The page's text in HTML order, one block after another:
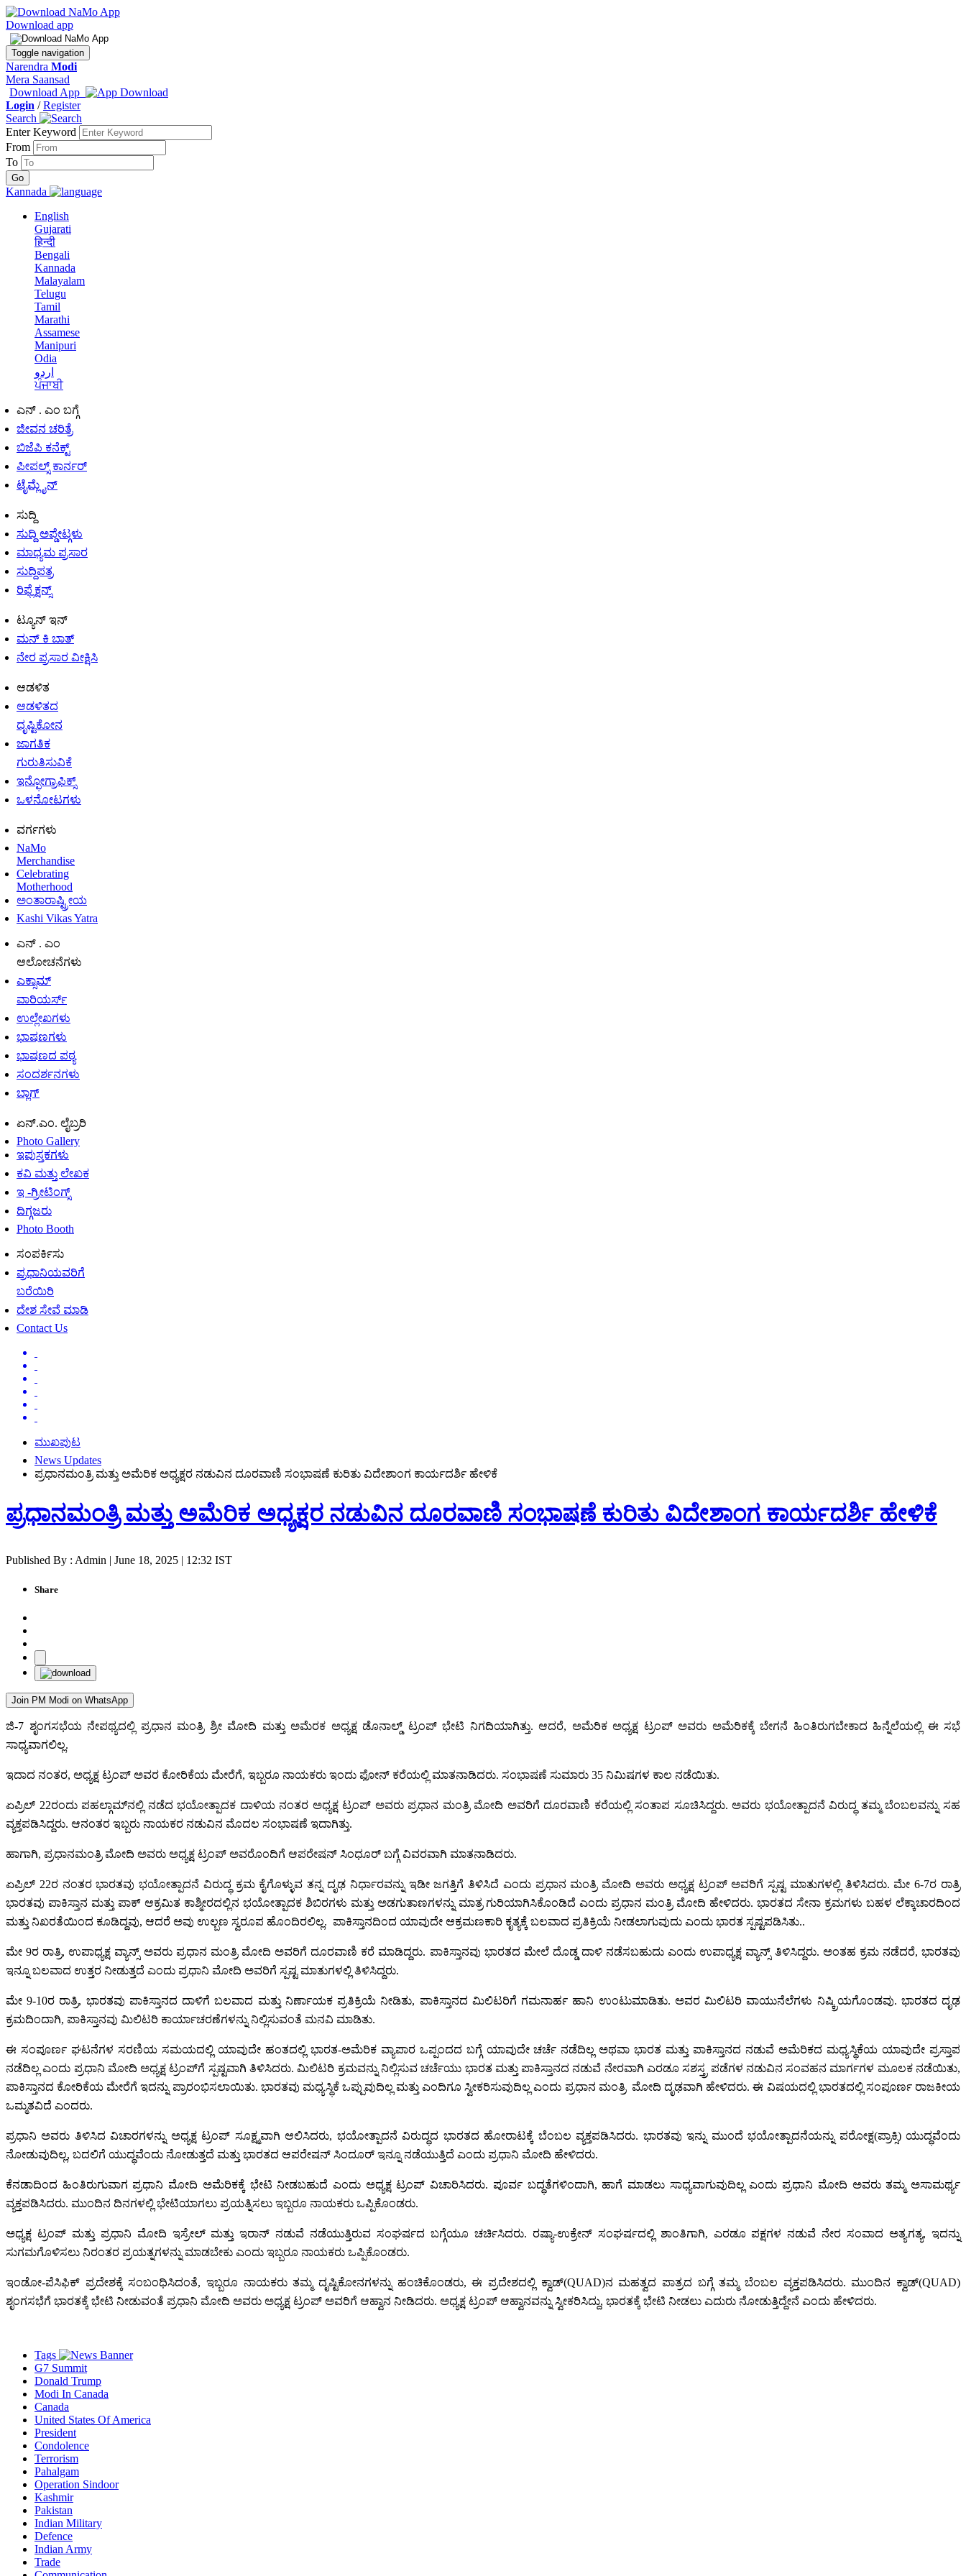
Download app
Toggle navigation
Narendra Modi
Mera Saansad
Download App
Login /Register
Search
Enter Keyword
From
To
Kannada
English
Gujarati
हिन्दी
Bengali
Kannada
Malayalam
Telugu
Tamil
Marathi
Assamese
Manipuri
Odia
اردو
ਪੰਜਾਬੀ
ಎನ್ . ಎಂ ಬಗ್ಗೆ
ಜೀವನ ಚರಿತ್ರೆ
ಬಿಜೆಪಿ ಕನೆಕ್ಟ್
ಪೀಪಲ್ಸ್ ಕಾರ್ನರ್
ಟೈಮ್ಲೈನ್
ಸುದ್ದಿ
ಸುದ್ದಿ ಅಪ್ಡೇಟ್ಗಳು
ಮಾಧ್ಯಮ ಪ್ರಸಾರ
ಸುದ್ದಿಪತ್ರ
ರಿಫ್ಲೆಕ್ಷನ್ಸ್
ಟ್ಯೂನ್ ಇನ್
ಮನ್ ಕಿ ಬಾತ್
ನೇರ ಪ್ರಸಾರ ವೀಕ್ಷಿಸಿ
ಆಡಳಿತ
ಆಡಳಿತದ
ದೃಷ್ಟಿಕೋನ
ಜಾಗತಿಕ
ಗುರುತಿಸುವಿಕೆ
ಇನ್ಫೋಗ್ರಾಫಿಕ್ಸ್
ಒಳನೋಟಗಳು
ವರ್ಗಗಳು
NaMo
Merchandise
Celebrating
Motherhood
ಅಂತಾರಾಷ್ಟ್ರೀಯ
Kashi Vikas Yatra
ಎನ್ . ಎಂ
ಆಲೋಚನೆಗಳು
ಎಕ್ಸಾಮ್
ವಾರಿಯರ್ಸ್
ಉಲ್ಲೇಖಗಳು
ಭಾಷಣಗಳು
ಭಾಷಣದ ಪಠ್ಯ
ಸಂದರ್ಶನಗಳು
ಬ್ಲಾಗ್
ಏನ್.ಎಂ. ಲೈಬ್ರರಿ
Photo Gallery
ಇಪುಸ್ತಕಗಳು
ಕವಿ ಮತ್ತು ಲೇಖಕ
ಇ -ಗ್ರೀಟಿಂಗ್ಸ್
ದಿಗ್ಗಜರು
Photo Booth
ಸಂಪರ್ಕಿಸು
ಪ್ರಧಾನಿಯವರಿಗೆ
ಬರೆಯಿರಿ
ದೇಶ ಸೇವೆ ಮಾಡಿ
Contact Us
ಮುಖಪುಟ
News Updates
ಪ್ರಧಾನಮಂತ್ರಿ ಮತ್ತು ಅಮೆರಿಕ ಅಧ್ಯಕ್ಷರ ನಡುವಿನ ದೂರವಾಣಿ ಸಂಭಾಷಣೆ ಕುರಿತು ವಿದೇಶಾಂಗ ಕಾರ್ಯದರ್ಶಿ ಹೇಳಿಕೆ
ಪ್ರಧಾನಮಂತ್ರಿ ಮತ್ತು ಅಮೆರಿಕ ಅಧ್ಯಕ್ಷರ ನಡುವಿನ ದೂರವಾಣಿ ಸಂಭಾಷಣೆ ಕುರಿತು ವಿದೇಶಾಂಗ ಕಾರ್ಯದರ್ಶಿ ಹೇಳಿಕೆ
Published By : Admin | June 18, 2025 | 12:32 IST
Share
Join PM Modi on WhatsApp
ಜಿ-7 ಶೃಂಗಸಭೆಯ ನೇಪಥ್ಯದಲ್ಲಿ ಪ್ರಧಾನ ಮಂತ್ರಿ ಶ್ರೀ ಮೋದಿ ಮತ್ತು ಅಮೆರಕ ಅಧ್ಯಕ್ಷ ಡೊನಾಲ್ಡ್ ಟ್ರಂಪ್ ಭೇಟಿ ನಿಗದಿಯಾಗಿತ್ತು. ಆದರೆ, ಅಮೆರಿಕ ಅಧ್ಯಕ್ಷ ಟ್ರಂಪ್ ಅವರು ಅಮೆರಿಕಕ್ಕೆ ಬೇಗನೆ ಹಿಂತಿರುಗಬೇಕಾದ ಹಿನ್ನೆಲೆಯಲ್ಲಿ ಈ ಸಭೆ
ಸಾಧ್ಯವಾಗಲಿಲ್ಲ.
ಇದಾದ ನಂತರ, ಅಧ್ಯಕ್ಷ ಟ್ರಂಪ್ ಅವರ ಕೋರಿಕೆಯ ಮೇರೆಗೆ, ಇಬ್ಬರೂ ನಾಯಕರು ಇಂದು ಫೋನ್ ಕರೆಯಲ್ಲಿ ಮಾತನಾಡಿದರು. ಸಂಭಾಷಣೆ ಸುಮಾರು 35 ನಿಮಿಷಗಳ ಕಾಲ ನಡೆಯಿತು.
ಏಪ್ರಿಲ್ 22ರಂದು ಪಹಲ್ಗಾಮ್‌ನಲ್ಲಿ ನಡೆದ ಭಯೋತ್ಪಾದಕ ದಾಳಿಯ ನಂತರ ಅಧ್ಯಕ್ಷ ಟ್ರಂಪ್ ಅವರು ಪ್ರಧಾನ ಮಂತ್ರಿ ಮೋದಿ ಅವರಿಗೆ ದೂರವಾಣಿ ಕರೆಯಲ್ಲಿ ಸಂತಾಪ ಸೂಚಿಸಿದ್ದರು. ಅವರು ಭಯೋತ್ಪಾದನೆ ವಿರುದ್ಧ ತಮ್ಮ ಬೆಂಬಲವನ್ನು ಸಹ
ವ್ಯಕ್ತಪಡಿಸಿದ್ದರು. ಆನಂತರ ಇಬ್ಬರು ನಾಯಕರ ನಡುವಿನ ಮೊದಲ ಸಂಭಾಷಣೆ ಇದಾಗಿತ್ತು.
ಹಾಗಾಗಿ, ಪ್ರಧಾನಮಂತ್ರಿ ಮೋದಿ ಅವರು ಅಧ್ಯಕ್ಷ ಟ್ರಂಪ್ ಅವರೊಂದಿಗೆ ಆಪರೇಷನ್ ಸಿಂಧೂರ್ ಬಗ್ಗೆ ವಿವರವಾಗಿ ಮಾತನಾಡಿದರು.
ಏಪ್ರಿಲ್ 22ರ ನಂತರ ಭಾರತವು ಭಯೋತ್ಪಾದನೆ ವಿರುದ್ಧ ಕ್ರಮ ಕೈಗೊಳ್ಳುವ ತನ್ನ ದೃಢ ನಿರ್ಧಾರವನ್ನು ಇಡೀ ಜಗತ್ತಿಗೆ ತಿಳಿಸಿದೆ ಎಂದು ಪ್ರಧಾನ ಮಂತ್ರಿ ಮೋದಿ ಅವರು ಅಧ್ಯಕ್ಷ ಟ್ರಂಪ್ ಅವರಿಗೆ ಸ್ಪಷ್ಟ ಮಾತುಗಳಲ್ಲಿ ತಿಳಿಸಿದರು. ಮೇ 6-7ರ ರಾತ್ರಿ
ಭಾರತವು ಪಾಕಿಸ್ತಾನ ಮತ್ತು ಪಾಕ್ ಆಕ್ರಮಿತ ಕಾಶ್ಮೀರದಲ್ಲಿನ ಭಯೋತ್ಪಾದಕ ಶಿಬಿರಗಳು ಮತ್ತು ಅಡಗುತಾಣಗಳನ್ನು ಮಾತ್ರ ಗುರಿಯಾಗಿಸಿಕೊಂಡಿದೆ ಎಂದು ಪ್ರಧಾನ ಮಂತ್ರಿ ಮೋದಿ ಹೇಳಿದರು. ಭಾರತದ ಸೇನಾ ಕ್ರಮಗಳು ಬಹಳ ಲೆಕ್ಕಾಚಾರದಿಂದ
ಮತ್ತು ನಿಖರತೆಯಿಂದ ಕೂಡಿದ್ದವು, ಆದರೆ ಅವು ಉಲ್ಬಣ ಸ್ವರೂಪ ಹೊಂದಿರಲಿಲ್ಲ. ಪಾಕಿಸ್ತಾನದಿಂದ ಯಾವುದೇ ಆಕ್ರಮಣಕಾರಿ ಕೃತ್ಯಕ್ಕೆ ಬಲವಾದ ಪ್ರತಿಕ್ರಿಯೆ ನೀಡಲಾಗುವುದು ಎಂದು ಭಾರತ ಸ್ಪಷ್ಟಪಡಿಸಿತು..
ಮೇ 9ರ ರಾತ್ರಿ, ಉಪಾಧ್ಯಕ್ಷ ವ್ಯಾನ್ಸ್ ಅವರು ಪ್ರಧಾನ ಮಂತ್ರಿ ಮೋದಿ ಅವರಿಗೆ ದೂರವಾಣಿ ಕರೆ ಮಾಡಿದ್ದರು. ಪಾಕಿಸ್ತಾನವು ಭಾರತದ ಮೇಲೆ ದೊಡ್ಡ ದಾಳಿ ನಡೆಸಬಹುದು ಎಂದು ಉಪಾಧ್ಯಕ್ಷ ವ್ಯಾನ್ಸ್ ತಿಳಿಸಿದ್ದರು. ಅಂತಹ ಕ್ರಮ ನಡೆದರೆ, ಭಾರತವು
ಇನ್ನೂ ಬಲವಾದ ಉತ್ತರ ನೀಡುತ್ತದೆ ಎಂದು ಪ್ರಧಾನಿ ಮೋದಿ ಅವರಿಗೆ ಸ್ಪಷ್ಟ ಮಾತುಗಳಲ್ಲಿ ತಿಳಿಸಿದ್ದರು.
ಮೇ 9-10ರ ರಾತ್ರಿ, ಭಾರತವು ಪಾಕಿಸ್ತಾನದ ದಾಳಿಗೆ ಬಲವಾದ ಮತ್ತು ನಿರ್ಣಾಯಕ ಪ್ರತಿಕ್ರಿಯೆ ನೀಡಿತು, ಪಾಕಿಸ್ತಾನದ ಮಿಲಿಟರಿಗೆ ಗಮನಾರ್ಹ ಹಾನಿ ಉಂಟುಮಾಡಿತು. ಅವರ ಮಿಲಿಟರಿ ವಾಯುನೆಲೆಗಳು ನಿಷ್ಕ್ರಿಯಗೊಂಡವು. ಭಾರತದ ದೃಢ
ಕ್ರಮದಿಂದಾಗಿ, ಪಾಕಿಸ್ತಾನವು ಮಿಲಿಟರಿ ಕಾರ್ಯಾಚರಣೆಗಳನ್ನು ನಿಲ್ಲಿಸುವಂತೆ ಮನವಿ ಮಾಡಿತು.
ಈ ಸಂಪೂರ್ಣ ಘಟನೆಗಳ ಸರಣಿಯ ಸಮಯದಲ್ಲಿ ಯಾವುದೇ ಹಂತದಲ್ಲಿ ಭಾರತ-ಅಮೆರಿಕ ವ್ಯಾಪಾರ ಒಪ್ಪಂದದ ಬಗ್ಗೆ ಯಾವುದೇ ಚರ್ಚೆ ನಡೆದಿಲ್ಲ ಅಥವಾ ಭಾರತ ಮತ್ತು ಪಾಕಿಸ್ತಾನದ ನಡುವೆ ಅಮೆರಿಕದ ಮಧ್ಯಸ್ಥಿಕೆಯ ಯಾವುದೇ ಪ್ರಸ್ತಾಪ
ನಡೆದಿಲ್ಲ ಎಂದು ಪ್ರಧಾನಿ ಮೋದಿ ಅಧ್ಯಕ್ಷ ಟ್ರಂಪ್‌ಗೆ ಸ್ಪಷ್ಟವಾಗಿ ತಿಳಿಸಿದರು. ಮಿಲಿಟರಿ ಕ್ರಮವನ್ನು ನಿಲ್ಲಿಸುವ ಚರ್ಚೆಯು ಭಾರತ ಮತ್ತು ಪಾಕಿಸ್ತಾನದ ನಡುವೆ ನೇರವಾಗಿ ಎರಡೂ ಸಶಸ್ತ್ರ ಪಡೆಗಳ ನಡುವಿನ ಸಂವಹನ ಮಾರ್ಗಗಳ ಮೂಲಕ ನಡೆಯಿತು,
ಪಾಕಿಸ್ತಾನದ ಕೋರಿಕೆಯ ಮೇರೆಗೆ ಇದನ್ನು ಪ್ರಾರಂಭಿಸಲಾಯಿತು. ಭಾರತವು ಮಧ್ಯಸ್ಥಿಕೆ ಒಪ್ಪುವುದಿಲ್ಲ ಮತ್ತು ಎಂದಿಗೂ ಸ್ವೀಕರಿಸುವುದಿಲ್ಲ ಎಂದು ಪ್ರಧಾನ ಮಂತ್ರಿ ಮೋದಿ ದೃಢವಾಗಿ ಹೇಳಿದರು. ಈ ವಿಷಯದಲ್ಲಿ ಭಾರತದಲ್ಲಿ ಸಂಪೂರ್ಣ ರಾಜಕೀಯ
ಒಮ್ಮತವಿದೆ ಎಂದರು.
ಪ್ರಧಾನಿ ಅವರು ತಿಳಿಸಿದ ವಿಚಾರಗಳನ್ನು ಅಧ್ಯಕ್ಷ ಟ್ರಂಪ್ ಸೂಕ್ಷ್ಮವಾಗಿ ಆಲಿಸಿದರು, ಭಯೋತ್ಪಾದನೆ ವಿರುದ್ಧದ ಭಾರತದ ಹೋರಾಟಕ್ಕೆ ಬೆಂಬಲ ವ್ಯಕ್ತಪಡಿಸಿದರು. ಭಾರತವು ಇನ್ನು ಮುಂದೆ ಭಯೋತ್ಪಾದನೆಯನ್ನು ಪರೋಕ್ಷ(ಪ್ರಾಕ್ಸಿ) ಯುದ್ಧವೆಂದು
ನೋಡುವುದಿಲ್ಲ, ಬದಲಿಗೆ ಯುದ್ಧವೆಂದು ನೋಡುತ್ತದೆ ಮತ್ತು ಭಾರತದ ಆಪರೇಷನ್ ಸಿಂದೂರ್ ಇನ್ನೂ ನಡೆಯುತ್ತಿದೆ ಎಂದು ಪ್ರಧಾನಿ ಮೋದಿ ಹೇಳಿದರು.
ಕೆನಡಾದಿಂದ ಹಿಂತಿರುಗುವಾಗ ಪ್ರಧಾನಿ ಮೋದಿ ಅಮೆರಿಕಕ್ಕೆ ಭೇಟಿ ನೀಡಬಹುದೆ ಎಂದು ಅಧ್ಯಕ್ಷ ಟ್ರಂಪ್ ವಿಚಾರಿಸಿದರು. ಪೂರ್ವ ಬದ್ಧತೆಗಳಿಂದಾಗಿ, ಹಾಗೆ ಮಾಡಲು ಸಾಧ್ಯವಾಗುವುದಿಲ್ಲ ಎಂದು ಪ್ರಧಾನಿ ಮೋದಿ ಅವರು ತಮ್ಮ ಅಸಾಮರ್ಥ್ಯ
ವ್ಯಕ್ತಪಡಿಸಿದರು. ಮುಂದಿನ ದಿನಗಳಲ್ಲಿ ಭೇಟಿಯಾಗಲು ಪ್ರಯತ್ನಿಸಲು ಇಬ್ಬರೂ ನಾಯಕರು ಒಪ್ಪಿಕೊಂಡರು.
ಅಧ್ಯಕ್ಷ ಟ್ರಂಪ್ ಮತ್ತು ಪ್ರಧಾನಿ ಮೋದಿ ಇಸ್ರೇಲ್ ಮತ್ತು ಇರಾನ್ ನಡುವೆ ನಡೆಯುತ್ತಿರುವ ಸಂಘರ್ಷದ ಬಗ್ಗೆಯೂ ಚರ್ಚಿಸಿದರು. ರಷ್ಯಾ-ಉಕ್ರೇನ್ ಸಂಘರ್ಷದಲ್ಲಿ ಶಾಂತಿಗಾಗಿ, ಎರಡೂ ಪಕ್ಷಗಳ ನಡುವೆ ನೇರ ಸಂವಾದ ಅತ್ಯಗತ್ಯ, ಇದನ್ನು
ಸುಗಮಗೊಳಿಸಲು ನಿರಂತರ ಪ್ರಯತ್ನಗಳನ್ನು ಮಾಡಬೇಕು ಎಂದು ಇಬ್ಬರೂ ನಾಯಕರು ಒಪ್ಪಿಕೊಂಡರು.
ಇಂಡೋ-ಪೆಸಿಫಿಕ್ ಪ್ರದೇಶಕ್ಕೆ ಸಂಬಂಧಿಸಿದಂತೆ, ಇಬ್ಬರೂ ನಾಯಕರು ತಮ್ಮ ದೃಷ್ಟಿಕೋನಗಳನ್ನು ಹಂಚಿಕೊಂಡರು, ಈ ಪ್ರದೇಶದಲ್ಲಿ ಕ್ವಾಡ್(QUAD)ನ ಮಹತ್ವದ ಪಾತ್ರದ ಬಗ್ಗೆ ತಮ್ಮ ಬೆಂಬಲ ವ್ಯಕ್ತಪಡಿಸಿದರು. ಮುಂದಿನ ಕ್ವಾಡ್(QUAD)
ಶೃಂಗಸಭೆಗೆ ಭಾರತಕ್ಕೆ ಭೇಟಿ ನೀಡುವಂತೆ ಪ್ರಧಾನಿ ಮೋದಿ ಅವರು ಅಧ್ಯಕ್ಷ ಟ್ರಂಪ್ ಅವರಿಗೆ ಆಹ್ವಾನ ನೀಡಿದರು. ಅಧ್ಯಕ್ಷ ಟ್ರಂಪ್ ಆಹ್ವಾನವನ್ನು ಸ್ವೀಕರಿಸಿದ್ದು, ಭಾರತಕ್ಕೆ ಭೇಟಿ ನೀಡಲು ಎದುರು ನೋಡುತ್ತಿದ್ದೇನೆ ಎಂದು ಹೇಳಿದರು.
Tags
G7 Summit
Donald Trump
Modi In Canada
Canada
United States Of America
President
Condolence
Terrorism
Pahalgam
Operation Sindoor
Kashmir
Pakistan
Indian Military
Defence
Indian Army
Trade